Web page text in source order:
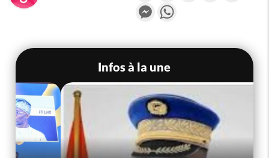
Messenger
Infos à la une